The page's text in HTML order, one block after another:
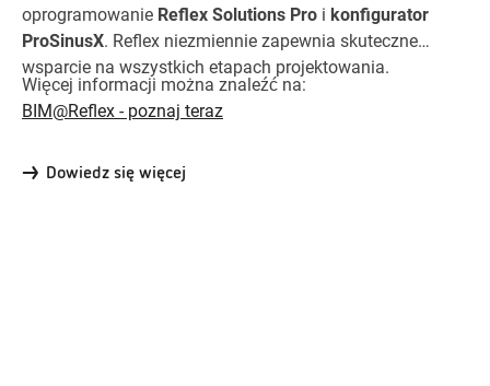
oprogramowanie Reflex Solutions Pro i konfigurator
ProSinusX. Reflex niezmiennie zapewnia skuteczne
wsparcie na wszystkich etapach projektowania.
Więcej informacji można znaleźć na:
BIM@Reflex - poznaj teraz
Dowiedz się więcej